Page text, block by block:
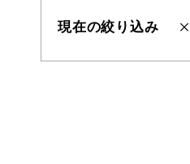
現在の絞り込み